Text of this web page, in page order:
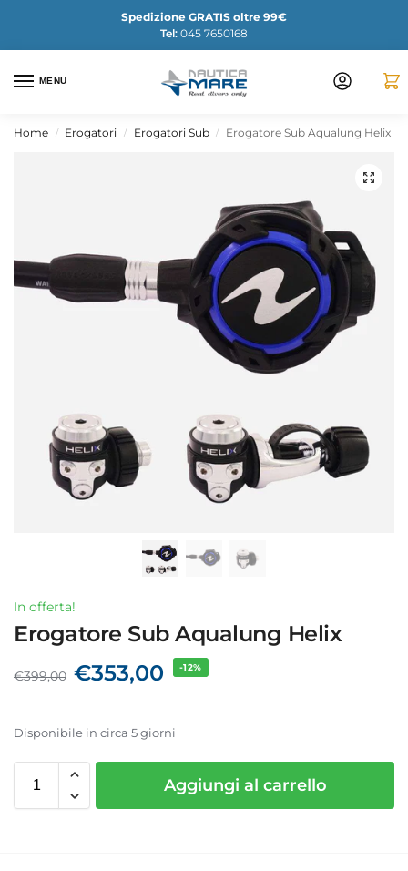
Spedizione GRATIS oltre 99€
Tel: 045 7650168
MENU
Home / Erogatori / Erogatori Sub / Erogatore Sub Aqualung Helix
In offerta!
Erogatore Sub Aqualung Helix
€399,00 €353,00 -12%
Disponibile in circa 5 giorni
Aggiungi al carrello